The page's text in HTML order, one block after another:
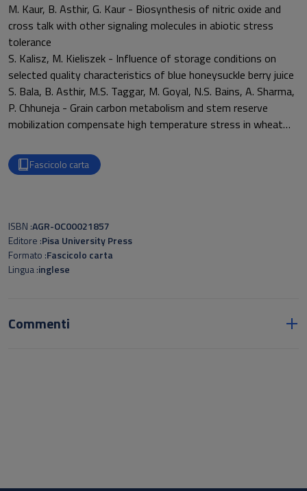
M. Kaur, B. Asthir, G. Kaur - Biosynthesis of nitric oxide and
cross talk with other signaling molecules in abiotic stress
tolerance
S. Kalisz, M. Kieliszek - Influence of storage conditions on
selected quality characteristics of blue honeysuckle berry juice
S. Bala, B. Asthir, M.S. Taggar, M. Goyal, N.S. Bains, A. Sharma,
P. Chhuneja - Grain carbon metabolism and stem reserve
mobilization compensate high temperature stress in wheat
Sheekh, S.A. Rahman, J. Basahi, A. Summan, I. Ismail -
Biochemical and physiological response of rice (Oryza sativa L.)
to increase tolerance against heat stress of Triticum
aestivum by chemical treatment
C. Ceccanti, G. Lauria, A. Davini, L. Incrocci, L. Guidi, A. Pardossi,
M. Landi - Visual quality and nutraceutical properties upon
Fascicolo carta
ISBN AGR-OC00021857
Editore Pisa University Press
Formato Fascicolo carta
Lingua inglese
Commenti